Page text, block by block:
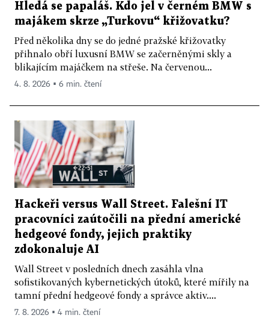
Hledá se papaláš. Kdo jel v černém BMW s
majákem skrze „Turkovu“ křižovatku?
Před několika dny se do jedné pražské křižovatky
přihnalo obří luxusní BMW se začerněnými skly a
blikajícím majáčkem na střeše. Na červenou...
4. 8. 2026 ▪ 6 min. čtení
Hackeři versus Wall Street. Falešní IT
pracovníci zaútočili na přední americké
hedgeové fondy, jejich praktiky
zdokonaluje AI
Wall Street v posledních dnech zasáhla vlna
sofistikovaných kybernetických útoků, které mířily na
tamní přední hedgeové fondy a správce aktiv....
7. 8. 2026 ▪ 4 min. čtení